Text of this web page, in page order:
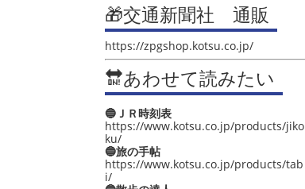
🎁交通新聞社 通販
https://zpgshop.kotsu.co.jp/
🔛あわせて読みたい
🔵ＪＲ時刻表
https://www.kotsu.co.jp/products/jiko
ku/
🔵旅の手帖
https://www.kotsu.co.jp/products/tab
i/